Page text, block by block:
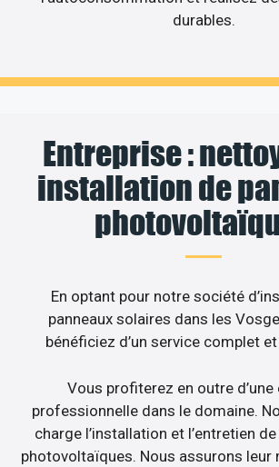
durables.
Entreprise :
installation de
En optant pour notre société
panneaux solaires dans les
bénéficiez d’un service complet
Vous profiterez en outre d’une
professionnelle dans le domaine.
charge l’installation et l’entretien
photovoltaïques. Nous assurons leur